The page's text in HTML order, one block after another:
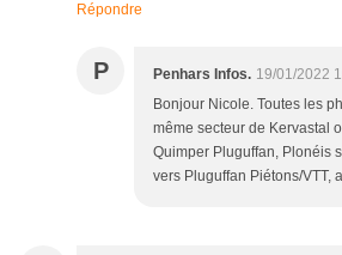
Répondre
P Penhars Infos. 19/01/2022
Bonjour Nicole. Toutes les
même secteur de Kervastal
Quimper Pluguffan, Plonéis
vers Pluguffan Piétons/VTT,